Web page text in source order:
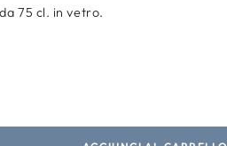
75 cl. in vetro.